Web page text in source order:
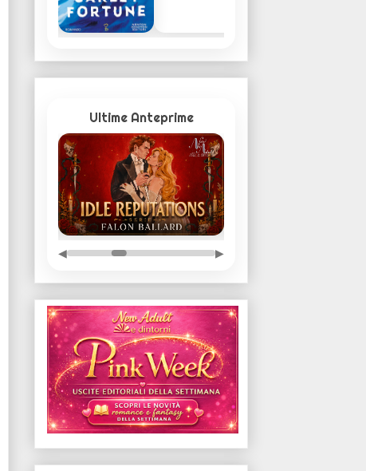
Ultime Anteprime
◀ ▶